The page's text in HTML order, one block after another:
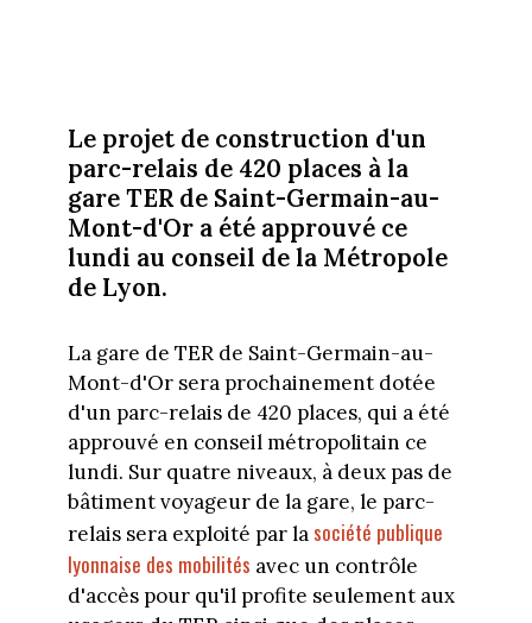
Le projet de construction d'un
parc-relais de 420 places à la
gare TER de Saint-Germain-au-
Mont-d'Or a été approuvé ce
lundi au conseil de la Métropole
de Lyon.
La gare de TER de Saint-Germain-au-
Mont-d'Or sera prochainement dotée
d'un parc-relais de 420 places, qui a été
approuvé en conseil métropolitain ce
lundi. Sur quatre niveaux, à deux pas de
bâtiment voyageur de la gare, le parc-
relais sera exploité par lasociété publique
lyonnaise des mobilités avec un contrôle
d'accès pour qu'il profite seulement aux